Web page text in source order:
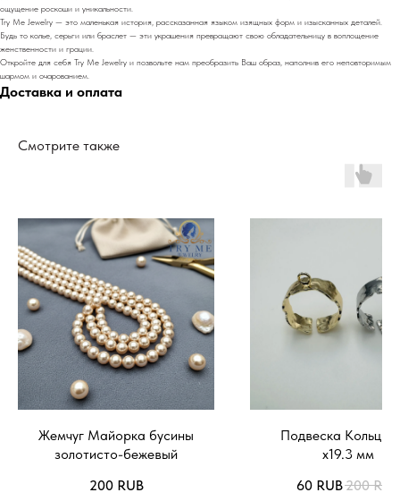
ощущение роскоши и уникальности.
Try Me Jewelry — это маленькая история, рассказанная языком изящных форм и изысканных деталей.
Будь то колье, серьги или браслет — эти украшения превращают свою обладательницу в воплощение
женственности и грации.
Откройте для себя Try Me Jewelry и позвольте нам преобразить Ваш образ, наполнив его неповторимым
шармом и очарованием.
Доставка и оплата
Смотрите также
Жемчуг Майорка бусины
золотисто-бежевый
200 RUB
Подвеска Кольцо
х19.3 мм
60 RUB200 RUB